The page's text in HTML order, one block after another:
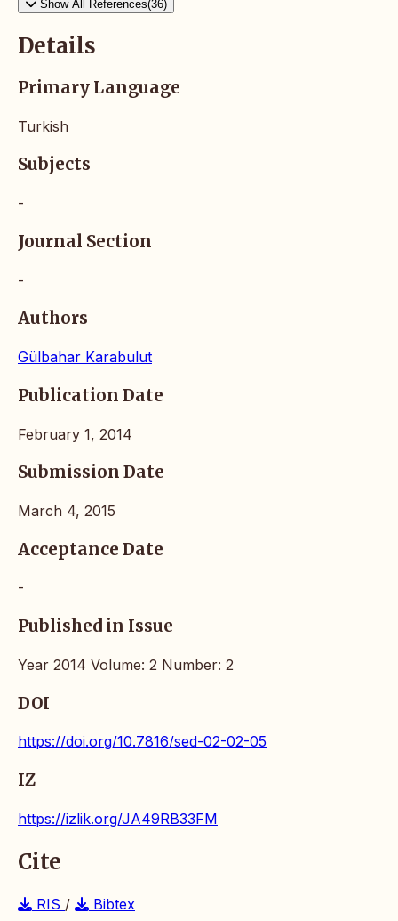
Show All References(36)
Details
Primary Language
Turkish
Subjects
-
Journal Section
-
Authors
Gülbahar Karabulut
Publication Date
February 1, 2014
Submission Date
March 4, 2015
Acceptance Date
-
Published in Issue
Year 2014 Volume: 2 Number: 2
DOI
https://doi.org/10.7816/sed-02-02-05
IZ
https://izlik.org/JA49RB33FM
Cite
RIS /
Bibtex